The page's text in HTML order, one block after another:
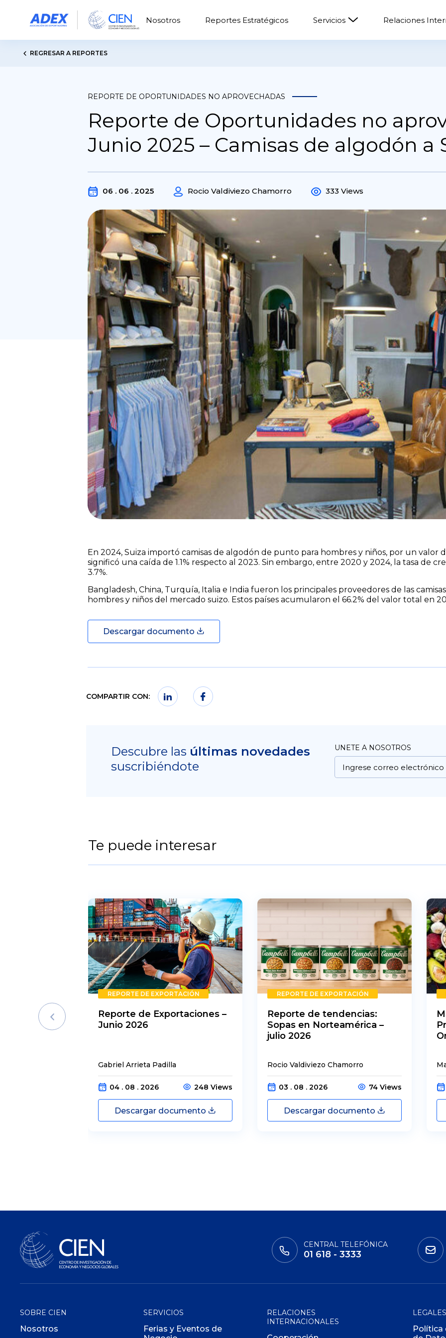
Nosotros Reportes Estratégicos Servicios Relaciones
REGRESAR A REPORTES
REPORTE DE OPORTUNIDADES NO APROVECHADAS
Reporte de Oportunidades no
Junio 2025 – Camisas de algodón a
06 . 06 . 2025 Rocio Valdiviezo Chamorro 333 Views
En 2024, Suiza importó camisas de algodón de punto para hombres y niños, por un valor
significó una caída de 1.1% respecto al 2023. Sin embargo, entre 2020 y 2024, la tasa de
3.7%.
Bangladesh, China, Turquía, Italia e India fueron los principales proveedores de las
hombres y niños del mercado suizo. Estos países acumularon el 66.2% del valor total en
Descargar documento
COMPARTIR CON:
Descubre las últimas novedades
suscribiéndote
UNETE A NOSOTROS
Te puede interesar
REPORTE DE EXPORTACIÓN
Reporte de Exportaciones –
Junio 2026
Gabriel Arrieta Padilla
04 . 08 . 2026 248 Views
Descargar documento
REPORTE DE EXPORTACIÓN
Reporte de tendencias:
Sopas en Norteamérica –
julio 2026
Rocio Valdiviezo Chamorro
03 . 08 . 2026 74 Views
Descargar documento
CENTRAL TELEFÓNICA
01 618 - 3333
SOBRE CIEN
Nosotros
SERVICIOS
Ferias y Eventos de
RELACIONES
INTERNACIONALES
LEGALES
Política